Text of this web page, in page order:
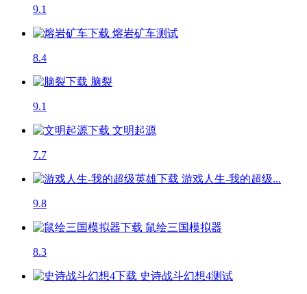
9.1
熔岩矿车测试
8.4
脑裂
9.1
文明起源
7.7
游戏人生-我的超级...
9.8
鼠绘三国模拟器
8.3
史诗战斗幻想4测试